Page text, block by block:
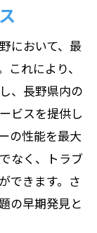
において、最
れにより、
、長野県内の
ビスを提供し
の性能を最大
なく、トラブ
できます。さ
の早期発見と